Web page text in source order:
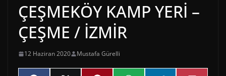
ÇEŞMEKÖY KAMP YERİ –
ÇEŞME / İZMİR
12 Haziran 2020 Mustafa Gürelli